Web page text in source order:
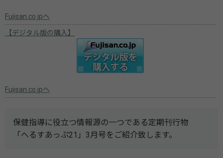
Fujisan.co.jpへ
【デジタル版の購入】
Fujisan.co.jpへ
保健指導に役立つ情報源の一つである定期刊行物
「へるすあっぷ21」3月号をご紹介致します。